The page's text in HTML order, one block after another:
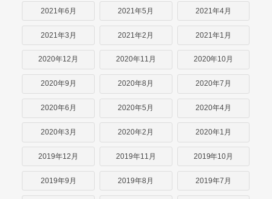
2021年6月 2021年5月 2021年4月
2021年3月 2021年2月 2021年1月
2020年12月 2020年11月 2020年10月
2020年9月 2020年8月 2020年7月
2020年6月 2020年5月 2020年4月
2020年3月 2020年2月 2020年1月
2019年12月 2019年11月 2019年10月
2019年9月 2019年8月 2019年7月